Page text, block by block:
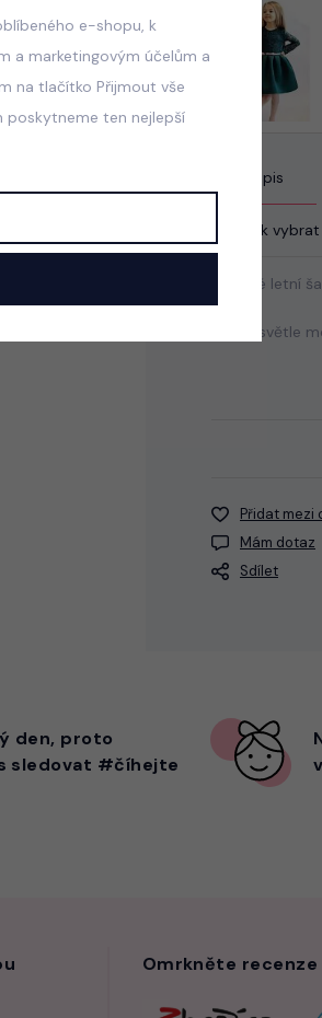
Popis
Jak
Stylové letní
Barva: světle
Přidat mezi
Mám dotaz
Sdílet
den, proto
sledovat #číhejte
Omrkněte recenze
e-shopu, k
a marketingovým účelům a
na tlačítko Přijmout vše
poskytneme ten nejlepší